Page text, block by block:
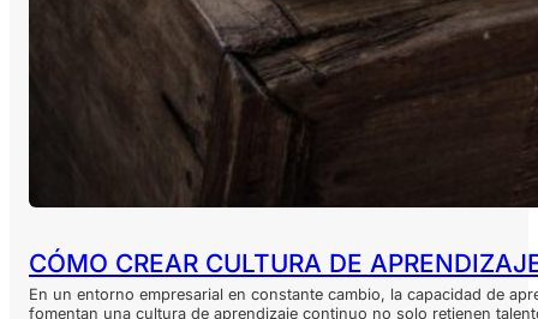
CÓMO CREAR CULTURA DE
En un entorno empresarial en constante cambio, la capacidad de
fomentan una cultura de aprendizaje continuo no solo retienen